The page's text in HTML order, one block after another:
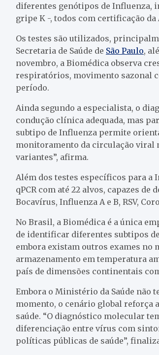
diferentes genótipos de Influenza,
gripe K -, todos com certificação
Os testes são utilizados,
Secretaria de Saúde de São Paulo,
novembro, a Biomédica observa
respiratórios, movimento sazonal
período.
Ainda segundo a especialista, o
condução clínica adequada, mas
subtipo de Influenza permite
monitoramento da circulação viral
variantes”, afirma.
Além dos testes específicos para
qPCR com até 22 alvos, capazes
Bocavírus, Influenza A e B, RSV,
No Brasil, a Biomédica é a única
de identificar diferentes subtipos
embora existam outros exames
armazenamento em temperatura
país de dimensões continentais
Embora o Ministério da Saúde não
momento, o cenário global reforça
saúde. “O diagnóstico molecular
diferenciação entre vírus com
políticas públicas de saúde”,